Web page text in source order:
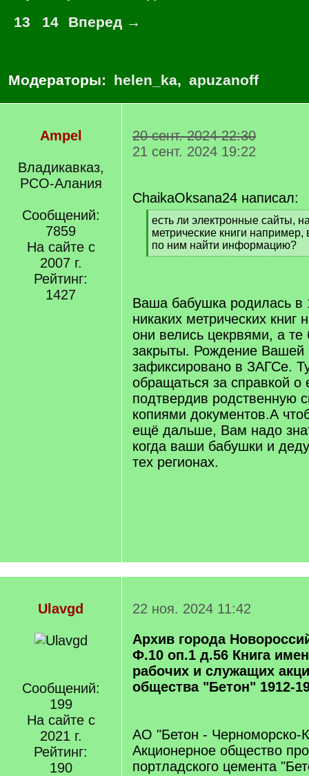
13
14 Вперед →
Модераторы: helen_ka, apuzanoff
Ampel
Владикавказ,
РСО-Алания
Сообщений:
7859
На сайте с
2007 г.
Рейтинг:
1427
20 сент. 2024 22:30
21 сент. 2024 19:22
ChaikaOksana24 написал:
[
q
]
есть ли электронные сайты,
метрические книги например,
по ним найти информацию?
[
Ваша бабушка родилась в
никаких метрических книг
они велись цекрвями, а
закрыты. Рождение Вашей
зафиксировано в ЗАГСе.
обращаться за справкой о
подтвердив родственную
копиями документов.А
ещё дальше, Вам надо
когда ваши бабушки и
тех регионах.
Ulavgd
Сообщений:
199
На сайте с
2021 г.
Рейтинг:
190
22 ноя. 2024 11:42
Архив города
Ф.10 оп.1 д.56 Книга
рабочих и служащих
общества "Бетон" 1912-
АО "Бетон - Черноморско-
Акционерное общество
портладского цемента